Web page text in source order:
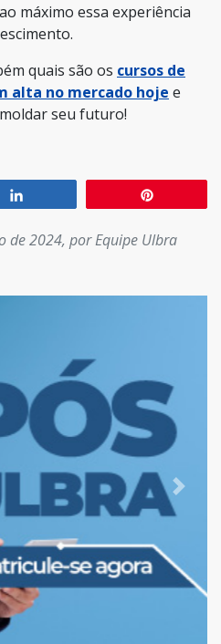
máximo essa experiência
quais são os cursos de
alta no mercado hoje e
seu futuro!
de 2024, por Equipe Ulbra
Next